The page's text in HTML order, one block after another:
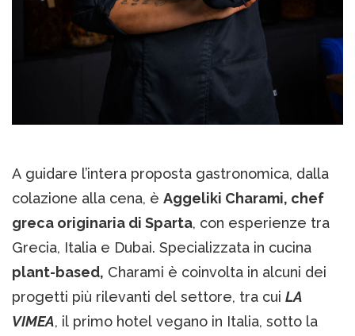
A guidare l’intera proposta gastronomica, dalla
colazione alla cena, è Aggeliki Charami, chef
greca originaria di Sparta, con esperienze tra
Grecia, Italia e Dubai. Specializzata in cucina
plant-based, Charami è coinvolta in alcuni dei
progetti più rilevanti del settore, tra cui LA
VIMEA, il primo hotel vegano in Italia, sotto la